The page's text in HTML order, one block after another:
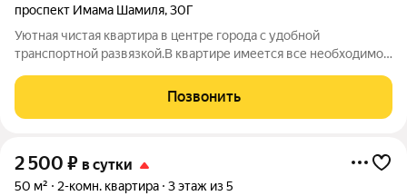
проспект Имама Шамиля,30Г
Уютная чистая квартира в центре города с удобной
транспортной развязкой.В квартире имеется все необходимое
спальне.Рядом с домом находятся магазины
,кафе,парк,рынок,супермаркеты.Не сдается для шумных
Позвонить
2 500 ₽ в сутки
50 м² 2-комн. квартира 3 этаж из 5